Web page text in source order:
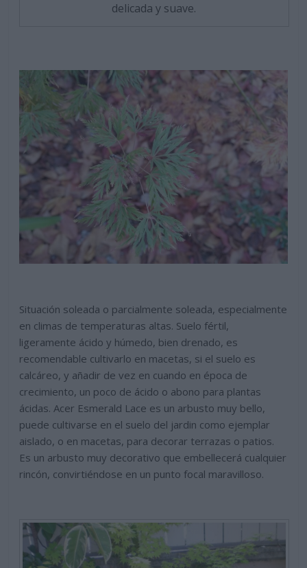
delicada y suave.
Situación soleada o parcialmente soleada, especialmente
en climas de temperaturas altas. Suelo fértil,
ligeramente ácido y húmedo, bien drenado, es
recomendable cultivarlo en macetas, si el suelo es
calcáreo, y añadir de vez en cuando en época de
crecimiento, un poco de ácido o abono para plantas
ácidas. Acer Esmerald Lace es un arbusto muy bello,
puede cultivarse en el suelo del jardin como ejemplar
aislado, o en macetas, para decorar terrazas o patios.
Es un arbusto muy decorativo que embellecerá cualquier
rincón, convirtiéndose en un punto focal maravilloso.